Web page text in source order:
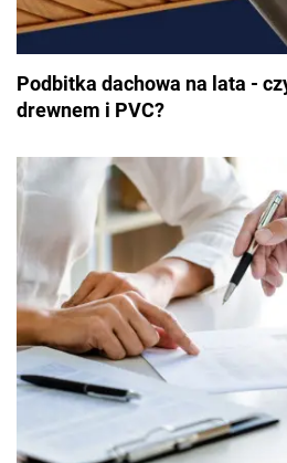
Podbitka dachowa na lata -
drewnem i PVC?